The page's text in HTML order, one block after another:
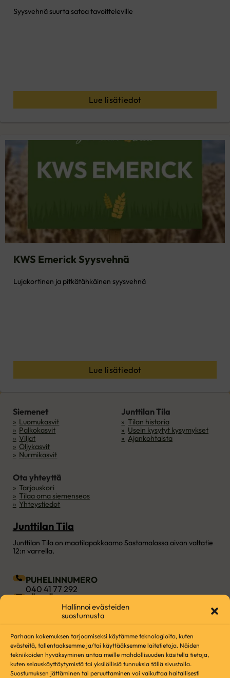
Hallinnoi evästeiden
suostumusta
Parhaan kokemuksen tarjoamiseksi käytämme teknologioita, kuten
evästeitä, tallentaaksemme ja/tai käyttääksemme laitetietoja. Näiden
tekniikoiden hyväksyminen antaa meille mahdollisuuden käsitellä tietoja,
kuten selauskäyttäytymistä tai yksilöllisiä tunnuksia tällä sivustolla.
Suostumuksen jättäminen tai peruuttaminen voi vaikuttaa haitallisesti
Syysvehnä suurta satoa tavoitteleville
Lue lisätiedot
KWS Emerick Syysvehnä
Lujakortinen ja pitkätähkäinen syysvehnä
Lue lisätiedot
Junttilan Tila
Junttilan Tila on maatilapakkaamo Sastamalassa aivan valtatie
12:n varrella.
PUHELINNUMERO
040 41 77 292
info@junttilantila.fi
Seuraa meitä Facebookissa
Seuraa meitä Instagramissa
Seuraa meitä YouTubessa
Seuraa meitä TikTokissa
Siemenet
Luomukasvit
Palkokasvit
Viljat
Öljykasvit
Nurmikasvit
Junttilan Tila
Tilan historia
Usein kysytyt kysymykset
Ajankohtaista
Ota yhteyttä
Tarjouskori
Tilaa oma siemenseos
Yhteystiedot
Luomuvalvonnan asiakirjat